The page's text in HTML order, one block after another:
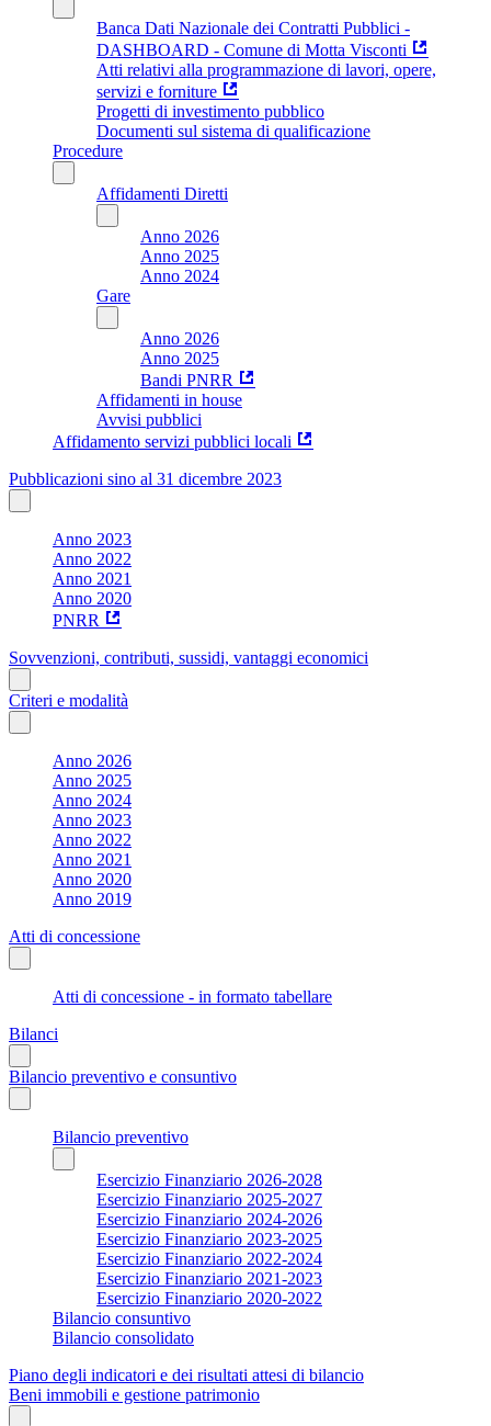
Banca Dati Nazionale dei Contratti Pubblici -
DASHBOARD - Comune di Motta Visconti
Atti relativi alla programmazione di lavori, opere,
servizi e forniture
Progetti di investimento pubblico
Documenti sul sistema di qualificazione
Procedure
Affidamenti Diretti
Anno 2026
Anno 2025
Anno 2024
Gare
Anno 2026
Anno 2025
Bandi PNRR
Affidamenti in house
Avvisi pubblici
Affidamento servizi pubblici locali
Pubblicazioni sino al 31 dicembre 2023
Anno 2023
Anno 2022
Anno 2021
Anno 2020
PNRR
Sovvenzioni, contributi, sussidi, vantaggi economici
Criteri e modalità
Anno 2026
Anno 2025
Anno 2024
Anno 2023
Anno 2022
Anno 2021
Anno 2020
Anno 2019
Atti di concessione
Atti di concessione - in formato tabellare
Bilanci
Bilancio preventivo e consuntivo
Bilancio preventivo
Esercizio Finanziario 2026-2028
Esercizio Finanziario 2025-2027
Esercizio Finanziario 2024-2026
Esercizio Finanziario 2023-2025
Esercizio Finanziario 2022-2024
Esercizio Finanziario 2021-2023
Esercizio Finanziario 2020-2022
Bilancio consuntivo
Bilancio consolidato
Piano degli indicatori e dei risultati attesi di bilancio
Beni immobili e gestione patrimonio